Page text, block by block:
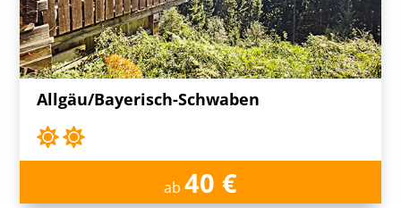
Allgäu/Bayerisch-Schwaben
ab 40 €